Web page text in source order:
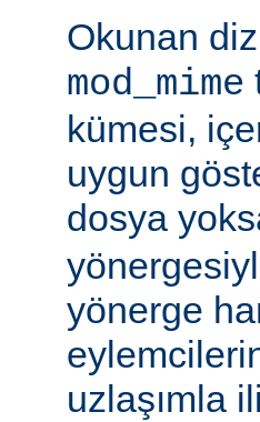
Okunan
mod_mime
kümesi,
uygun
dosya
yönerge
uzlaşımla